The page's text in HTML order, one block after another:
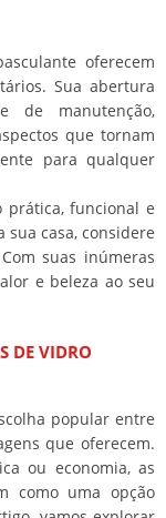
oferecem
Sua abertura
de manutenção,
que tornam
para qualquer
prática, funcional e
casa, considere
suas inúmeras
e beleza ao seu
DE VIDRO
popular entre
que oferecem.
ou economia, as
como uma opção